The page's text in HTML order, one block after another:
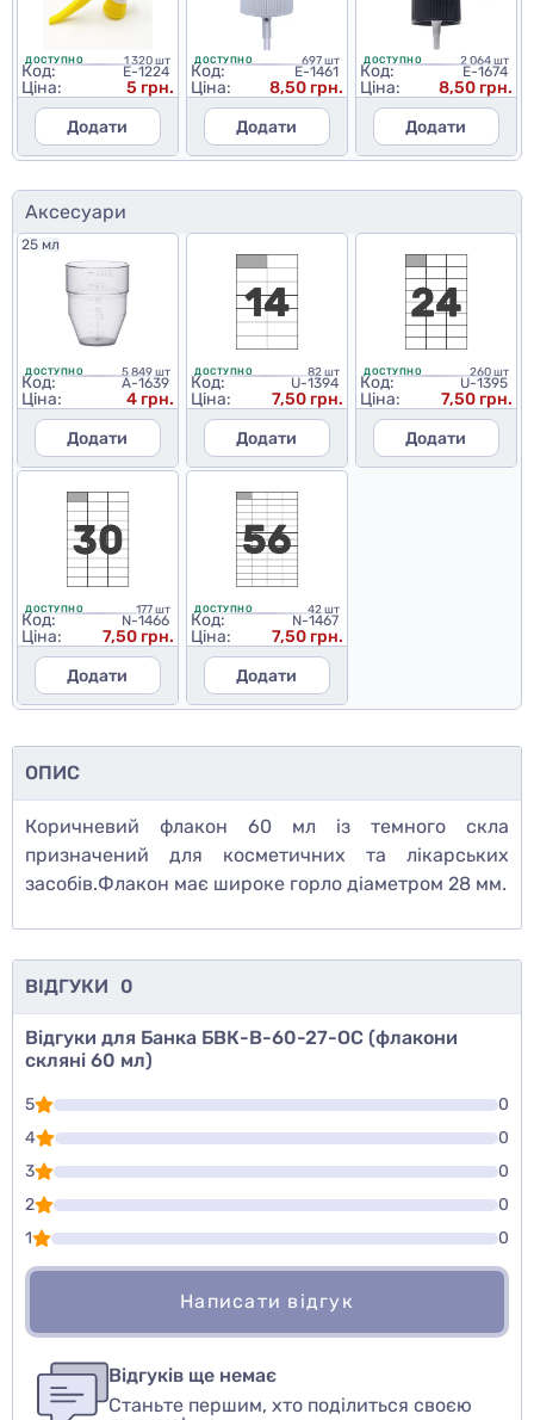
ДОСТУПНО 1 320 шт
Код: E-1224
Ціна:
5 грн.
Додати
ДОСТУПНО 697 шт
Код: E-1461
Ціна:
8,50 грн.
Додати
ДОСТУПНО 2 064 шт
Код: E-1674
Ціна:
8,50 грн.
Додати
Аксесуари
25 мл
ДОСТУПНО 5 849 шт
Код: A-1639
Ціна:
4 грн.
Додати
ДОСТУПНО 82 шт
Код: U-1394
Ціна:
7,50 грн.
Додати
ДОСТУПНО 260 шт
Код: U-1395
Ціна:
7,50 грн.
Додати
ДОСТУПНО 177 шт
Код: N-1466
Ціна:
7,50 грн.
Додати
ДОСТУПНО 42 шт
Код: N-1467
Ціна:
7,50 грн.
Додати
ОПИС
Коричневий флакон 60 мл із темного скла
призначений для косметичних та лікарських
засобів.Флакон має широке горло діаметром 28 мм.
ВІДГУКИ 0
Відгуки для Банка БВК-В-60-27-ОС (флакони
скляні 60 мл)
5
0
4
0
3
0
2
0
1
0
Написати відгук
авторизуйтесьили войдите
Оцінити товар
Відгуків ще немає
Станьте першим, хто поділиться своєю